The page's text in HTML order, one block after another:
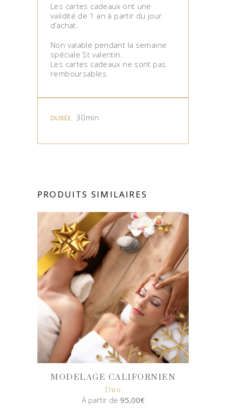
Les cartes cadeaux ont une
validité de 1 an à partir du jour
d’achat.
Non valable pendant la semaine
spéciale St valentin.
Les cartes cadeaux ne sont pas
remboursables.
DURÉE 30min
PRODUITS SIMILAIRES
MODELAGE CALIFORNIEN
Duo
À partir de 95,00€